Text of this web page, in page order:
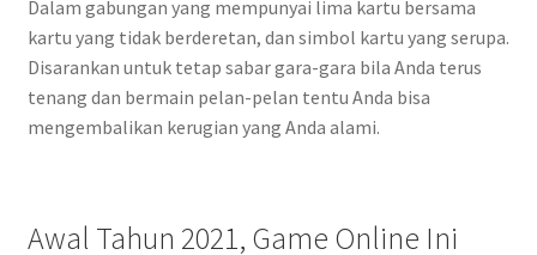
Dalam gabungan yang mempunyai lima kartu bersama
kartu yang tidak berderetan, dan simbol kartu yang serupa.
Disarankan untuk tetap sabar gara-gara bila Anda terus
tenang dan bermain pelan-pelan tentu Anda bisa
mengembalikan kerugian yang Anda alami.
Awal Tahun 2021, Game Online Ini